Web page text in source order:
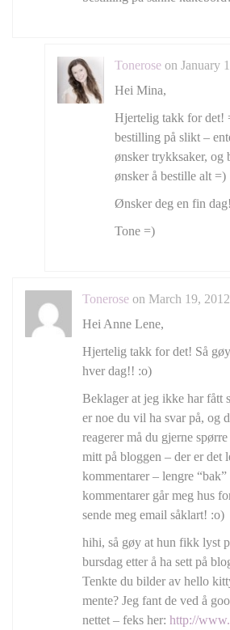
Tonerose on January
Hei Mina,
Hjertelig takk for det!
bestilling på slikt –
ønsker trykksaker, og
ønsker å bestille alt =)
Ønsker deg en fin dag!
Tone =)
Tonerose on March 19, 2012
Hei Anne Lene,
Hjertelig takk for det! Så
hver dag!! :o)
Beklager at jeg ikke har fått
er noe du vil ha svar på, og
reagerer må du gjerne
mitt på bloggen – der er det
kommentarer – lengre
kommentarer går meg hus
sende meg email såklart! :o)
hihi, så gøy at hun fikk lyst
bursdag etter å ha sett på
Tenkte du bilder av hello
mente? Jeg fant de ved å
nettet – feks her: http://